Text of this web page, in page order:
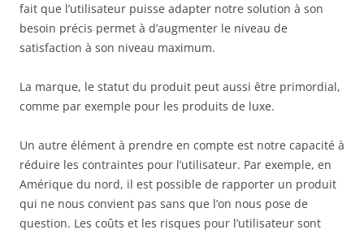
fait que l’utilisateur puisse adapter notre solution à son
besoin précis permet à d’augmenter le niveau de
satisfaction à son niveau maximum.
La marque, le statut du produit peut aussi être primordial,
comme par exemple pour les produits de luxe.
Un autre élément à prendre en compte est notre capacité à
réduire les contraintes pour l’utilisateur. Par exemple, en
Amérique du nord, il est possible de rapporter un produit
qui ne nous convient pas sans que l’on nous pose de
question. Les coûts et les risques pour l’utilisateur sont